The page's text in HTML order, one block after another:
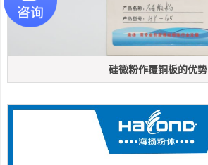
硅微粉作覆铜板的优势